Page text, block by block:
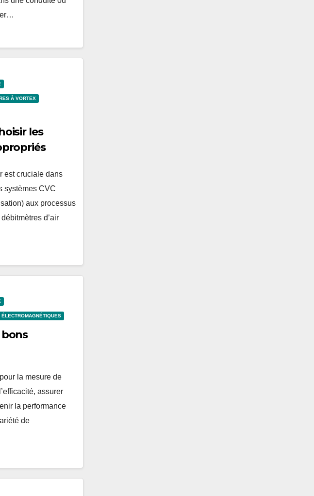
À VORTEX
les
est cruciale dans
systèmes CVC
aux processus
d’air
la mesure de
assurer
la performance
de